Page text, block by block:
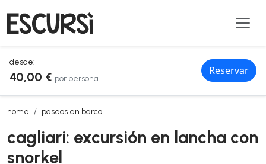
desde:
40,00 € por persona
Reservar
home paseos en barco
cagliari: excursión en lancha con snorkel
cagliari: excursión en lancha con
snorkel